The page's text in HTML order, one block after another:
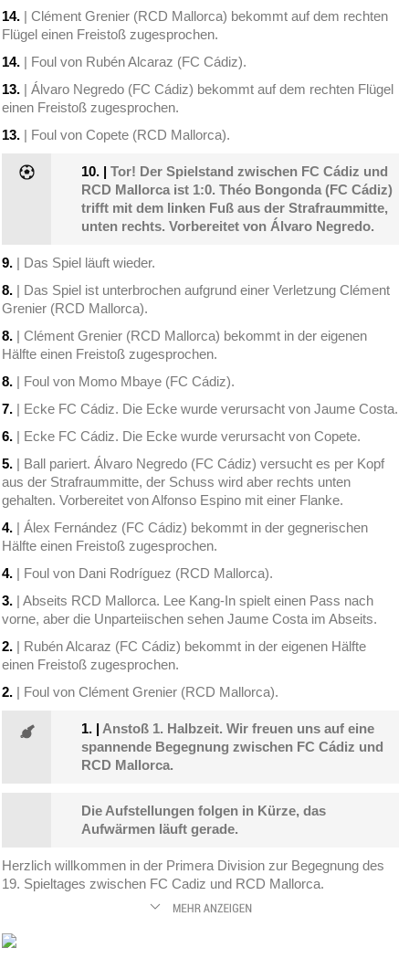
14. | Clément Grenier (RCD Mallorca) bekommt auf dem rechten
Flügel einen Freistoß zugesprochen.
14. | Foul von Rubén Alcaraz (FC Cádiz).
13. | Álvaro Negredo (FC Cádiz) bekommt auf dem rechten Flügel
einen Freistoß zugesprochen.
13. | Foul von Copete (RCD Mallorca).
10. |Tor! Der Spielstand zwischen FC Cádiz und
RCD Mallorca ist 1:0. Théo Bongonda (FC Cádiz)
trifft mit dem linken Fuß aus der Strafraummitte,
unten rechts. Vorbereitet von Álvaro Negredo.
9. | Das Spiel läuft wieder.
8. | Das Spiel ist unterbrochen aufgrund einer Verletzung Clément
Grenier (RCD Mallorca).
8. | Clément Grenier (RCD Mallorca) bekommt in der eigenen
Hälfte einen Freistoß zugesprochen.
8. | Foul von Momo Mbaye (FC Cádiz).
7. | Ecke FC Cádiz. Die Ecke wurde verursacht von Jaume Costa.
6. | Ecke FC Cádiz. Die Ecke wurde verursacht von Copete.
5. | Ball pariert. Álvaro Negredo (FC Cádiz) versucht es per Kopf
aus der Strafraummitte, der Schuss wird aber rechts unten
gehalten. Vorbereitet von Alfonso Espino mit einer Flanke.
4. | Álex Fernández (FC Cádiz) bekommt in der gegnerischen
Hälfte einen Freistoß zugesprochen.
4. | Foul von Dani Rodríguez (RCD Mallorca).
3. | Abseits RCD Mallorca. Lee Kang-In spielt einen Pass nach
vorne, aber die Unparteiischen sehen Jaume Costa im Abseits.
2. | Rubén Alcaraz (FC Cádiz) bekommt in der eigenen Hälfte
einen Freistoß zugesprochen.
2. | Foul von Clément Grenier (RCD Mallorca).
1. | Anstoß 1. Halbzeit. Wir freuen uns auf eine
spannende Begegnung zwischen FC Cádiz und
RCD Mallorca.
Die Aufstellungen folgen in Kürze, das
Aufwärmen läuft gerade.
Herzlich willkommen in der Primera Division zur Begegnung des
19. Spieltages zwischen FC Cadiz und RCD Mallorca.